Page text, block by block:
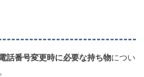
話番号変更時に必要な持ち物につい